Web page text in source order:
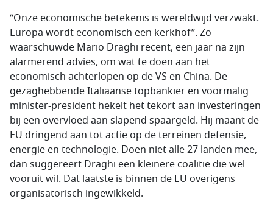
“Onze economische betekenis is wereldwijd verzwakt.
Europa wordt economisch een kerkhof”. Zo
waarschuwde Mario Draghi recent, een jaar na zijn
alarmerend advies, om wat te doen aan het
economisch achterlopen op de VS en China. De
gezaghebbende Italiaanse topbankier en voormalig
minister-president hekelt het tekort aan investeringen
bij een overvloed aan slapend spaargeld. Hij maant de
EU dringend aan tot actie op de terreinen defensie,
energie en technologie. Doen niet alle 27 landen mee,
dan suggereert Draghi een kleinere coalitie die wel
vooruit wil. Dat laatste is binnen de EU overigens
organisatorisch ingewikkeld.